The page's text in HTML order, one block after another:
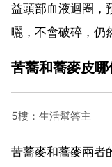
益頭部血液迴圈，
曬，不會破碎，仍
苦蕎和蕎麥皮
5樓：生活幫答主
苦蕎麥和蕎麥兩者